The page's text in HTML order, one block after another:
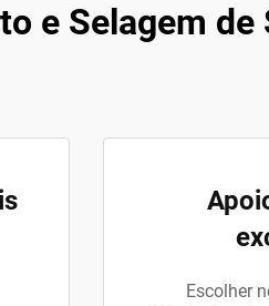
e Selagem
Escolher